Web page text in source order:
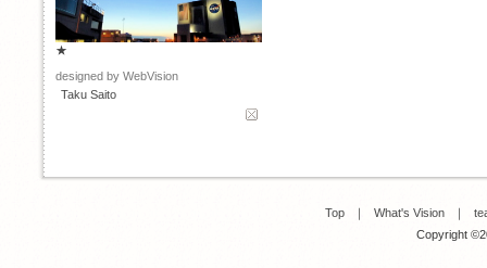
★
designed by WebVision
Taku Saito
Top ｜ What's Vision ｜
Copyright